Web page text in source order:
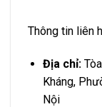
Thông tin liên
Địa chỉ:
Kháng,
Nội